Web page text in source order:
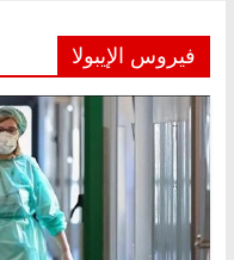
فيروس الإيبولا